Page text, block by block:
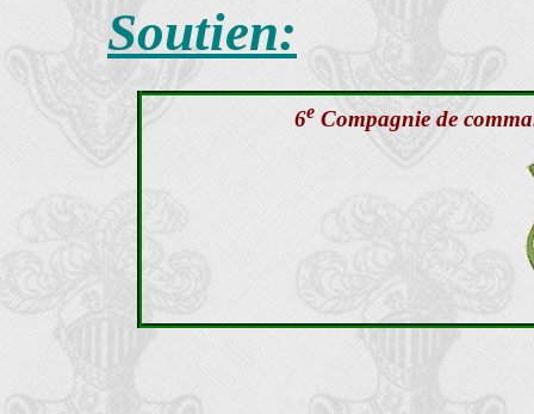
Soutien:
6eCompagnie de